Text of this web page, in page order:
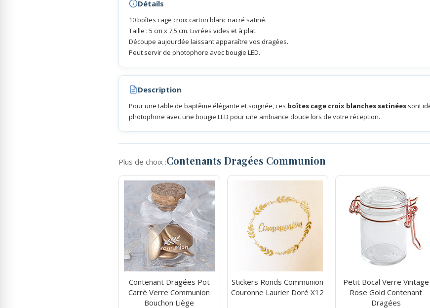
Détails
10 boîtes cage croix carton blanc nacré satiné.
Taille : 5 cm x 7,5 cm. Livrées vides et à plat.
Découpe aujourdée laissant apparaître vos dragées.
Peut servir de photophore avec bougie LED.
Description
Pour une table de baptême élégante et soignée, ces boîtes cage croix blanches satinées sont
photophore avec une bougie LED pour une ambiance douce lors de votre réception.
Plus de choix :Contenants Dragées Communion
Contenant Dragées Pot
Carré Verre Communion
Bouchon Liège
Stickers Ronds Communion
Couronne Laurier Doré X12
Petit Bocal Verre Vintage
Rose Gold Contenant
Dragées